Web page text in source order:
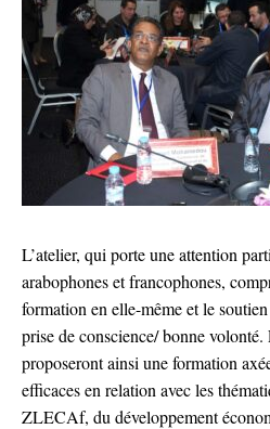
L’atelier, qui porte une attention
arabophones et francophones,
formation en elle-même et le
prise de conscience/ bonne volonté.
proposeront ainsi une formation
efficaces en relation avec les
ZLECAf, du développement